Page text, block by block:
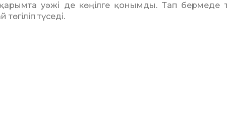
уәжі де көңіл­ге қонымды. Тап бермеде
түседі.